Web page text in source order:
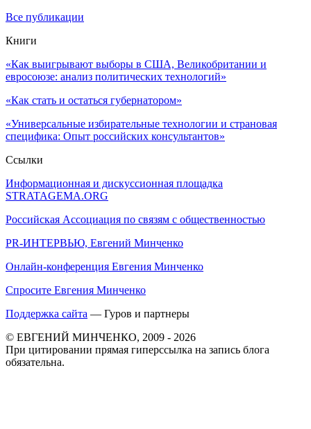
Все публикации
Книги
«Как выигрывают выборы в США, Великобритании и
евросоюзе: анализ политических технологий»
«Как стать и остаться губернатором»
«Универсальные избирательные технологии и страновая
специфика: Опыт российских консультантов»
Ссылки
Информационная и дискуссионная площадка
STRATAGEMA.ORG
Российская Ассоциация по связям с общественностью
PR-ИНТЕРВЬЮ, Евгений Минченко
Онлайн-конференция Евгения Минченко
Спросите Евгения Минченко
Поддержка сайта — Гуров и партнеры
© ЕВГЕНИЙ МИНЧЕНКО, 2009 - 2026
При цитировании прямая гиперссылка на запись блога
обязательна.